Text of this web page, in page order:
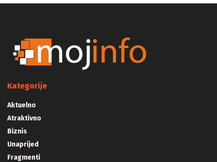
Kategorije
Aktuelno
Atraktivno
Biznis
Unaprijed
Fragmenti